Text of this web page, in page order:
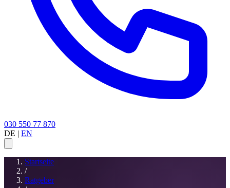
030 550 77 870
DE | EN
Startseite
/
Ratgeber